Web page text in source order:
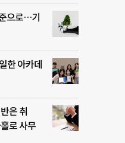
으로…기
한 아카데
은 취
로 사무